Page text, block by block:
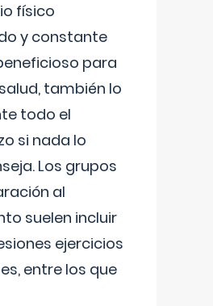
físico
y constante
para
también lo
todo el
si nada lo
Los grupos
al
suelen incluir
ejercicios
entre los que